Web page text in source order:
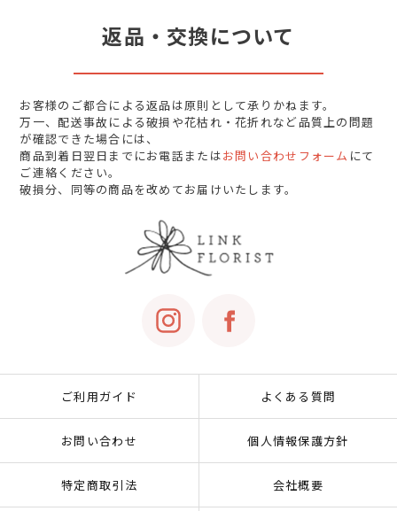
返品・交換について
お客様のご都合による返品は原則として承りかねます。
万一、配送事故による破損や花枯れ・花折れなど品質上の問題
が確認できた場合には、
商品到着日翌日までにお電話またはお問い合わせフォーム にて
ご連絡ください。
破損分、同等の商品を改めてお届けいたします。
ご利用ガイド よくある質問
お問い合わせ 個人情報保護方針
特定商取引法 会社概要